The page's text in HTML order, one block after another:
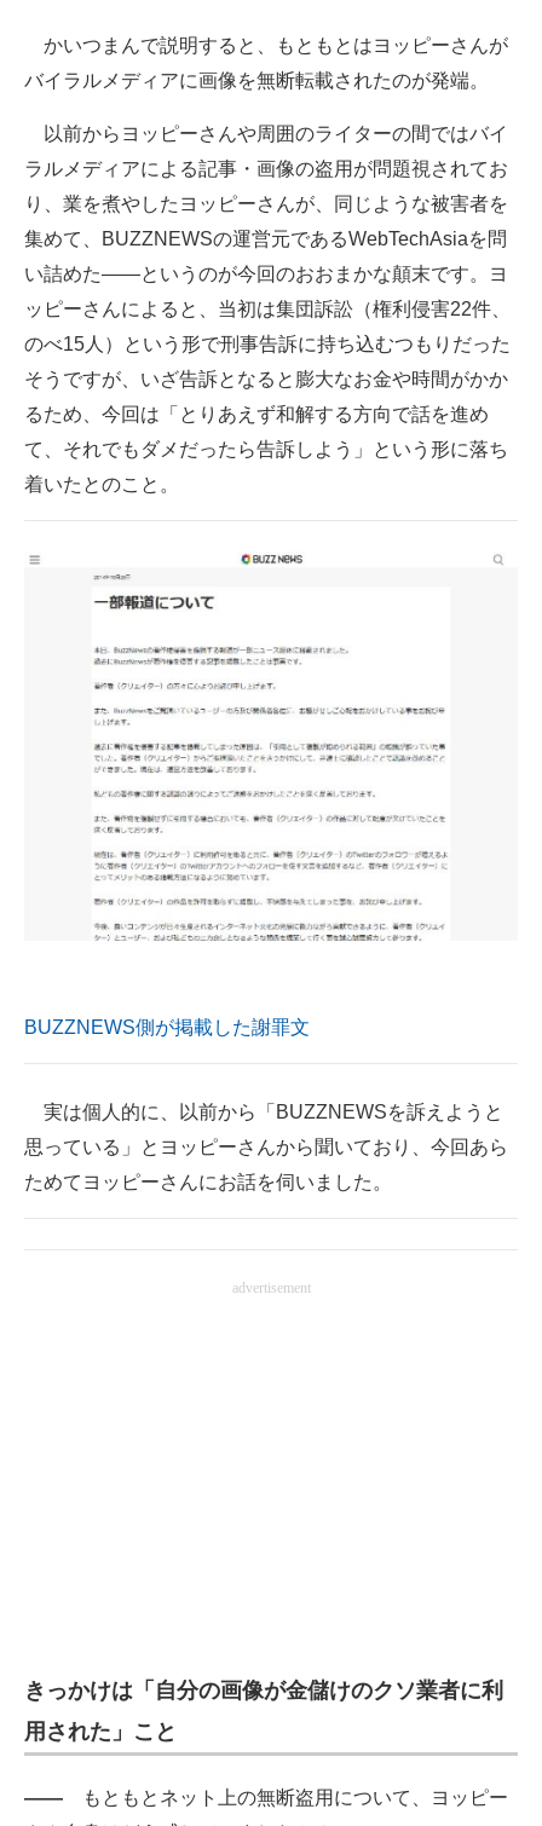
建設×テクノロジーの最前線
かいつまんで説明すると、もともとはヨッピーさんが
バイラルメディアに画像を無断転載されたのが発端。
以前からヨッピーさんや周囲のライターの間ではバイ
ラルメディアによる記事・画像の盗用が問題視されてお
り、業を煮やしたヨッピーさんが、同じような被害者を
集めて、BUZZNEWSの運営元であるWebTechAsiaを問
い詰めた――というのが今回のおおまかな顛末です。ヨ
ッピーさんによると、当初は集団訴訟（権利侵害22件、
のべ15人）という形で刑事告訴に持ち込むつもりだった
そうですが、いざ告訴となると膨大なお金や時間がかか
るため、今回は「とりあえず和解する方向で話を進め
て、それでもダメだったら告訴しよう」という形に落ち
着いたとのこと。
BUZZNEWS側が掲載した謝罪文
実は個人的に、以前から「BUZZNEWSを訴えようと
思っている」とヨッピーさんから聞いており、今回あら
ためてヨッピーさんにお話を伺いました。
advertisement
きっかけは「自分の画像が金儲けのクソ業者に利
用された」こと
―― もともとネット上の無断盗用について、ヨッピー